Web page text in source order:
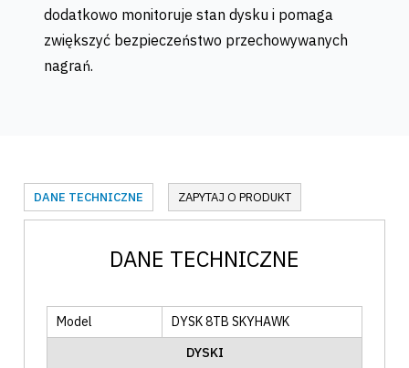
dodatkowo monitoruje stan dysku i pomaga
zwiększyć bezpieczeństwo przechowywanych
nagrań.
DANE TECHNICZNE ZAPYTAJ O PRODUKT
DANE TECHNICZNE
Model
DYSK 8TB SKYHAWK
DYSKI